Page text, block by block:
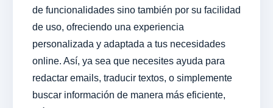
de funcionalidades sino también por su facilidad
de uso, ofreciendo una experiencia
personalizada y adaptada a tus necesidades
online. Así, ya sea que necesites ayuda para
redactar emails, traducir textos, o simplemente
buscar información de manera más eficiente,